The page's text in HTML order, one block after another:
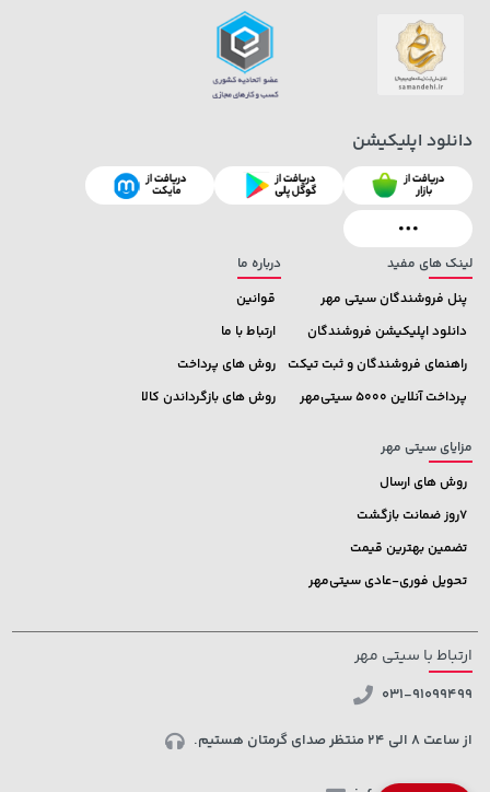
لینک های مفید
پنل فروشندگان سیتی مهر
دانلود اپلیکیشن فروشندگان
راهنمای فروشندگان و ثبت تیکت
پرداخت آنلاین 5000 سیتی‌مهر
درباره ما
قوانین
ارتباط با ما
روش های پرداخت
روش های بازگرداندن کالا
مزایای سیتی مهر
روش های ارسال
7روز ضمانت بازگشت
تضمین بهترین قیمت
تحویل فوری-عادی سیتی‌مهر
دانلود اپلیکیشن
ارتباط با سیتی مهر
031-91099499
از ساعت 8 الی 24 منتظر صدای گرمتان هستیم.